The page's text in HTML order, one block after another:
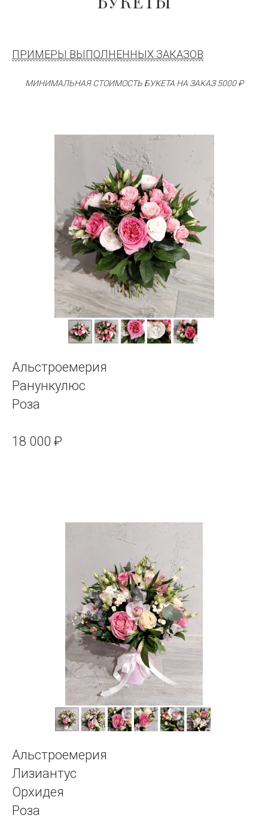
ПРИМЕРЫ ВЫПОЛНЕННЫХ ЗАКАЗОВ
МИНИМАЛЬНАЯ СТОИМОСТЬ БУКЕТА НА ЗАКАЗ 5000 ₽
Альстроемерия
Ранункулюс
Роза
18 000 ₽
Альстроемерия
Лизиантус
Орхидея
Роза